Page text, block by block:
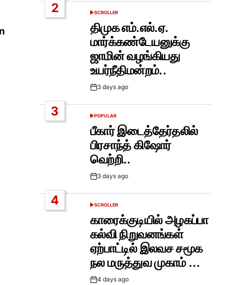
2
POSTED
SCROLLER
திமுக எம்.எல்.ஏ.
மார்க்கண்டேயனுக்கு
ஜாமின் வழங்கியது
உயர்நீதிமன்றம்..
Post3 days ago
3
POSTED
POPULAR
பீகார் இடைத்தேர்தலில்
பிரசாந்த் கிஷோர்
வெற்றி..
Post3 days ago
4
POSTED
SCROLLER
காரைக்குடியில் அழகப்பா
கல்வி நிறுவனங்கள்
ஏற்பாட்டில் இலவச சமூக
நல மருத்துவ முகாம் …
Post4 days ago